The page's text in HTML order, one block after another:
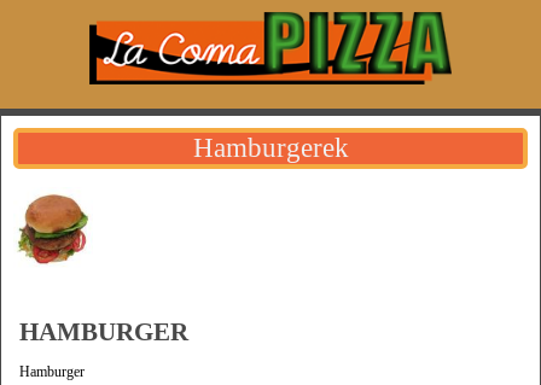
Hamburgerek
HAMBURGER
Hamburger